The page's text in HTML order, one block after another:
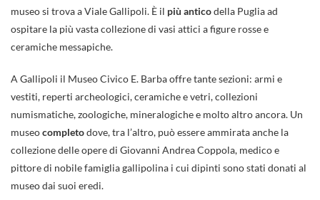
museo si trova a Viale Gallipoli. È il più anticodella Puglia ad
ospitare la più vasta collezione di vasi attici a figure rosse e
ceramiche messapiche.
A Gallipoli il Museo Civico E. Barba offre tante sezioni: armi e
vestiti, reperti archeologici, ceramiche e vetri, collezioni
numismatiche, zoologiche, mineralogiche e molto altro ancora. Un
museocompletodove, tra l’altro, può essere ammirata anche la
collezione delle opere di Giovanni Andrea Coppola, medico e
pittore di nobile famiglia gallipolina i cui dipinti sono stati donati al
museo dai suoi eredi.